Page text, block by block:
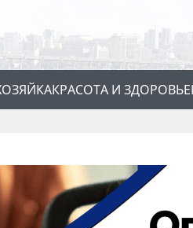
КРАСОТА И ЗДОРОВЬЕ